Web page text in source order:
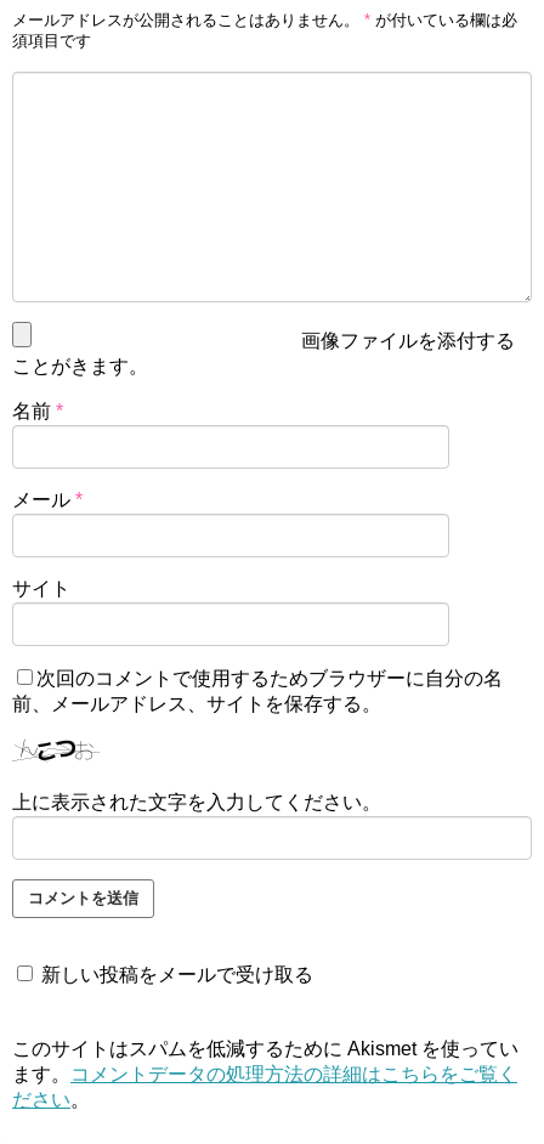
メールアドレスが公開されることはありません。 * が付いている欄は必
須項目です
画像ファイルを添付する
ことがきます。
名前 *
メール *
サイト
次回のコメントで使用するためブラウザーに自分の名
前、メールアドレス、サイトを保存する。
上に表示された文字を入力してください。
新しい投稿をメールで受け取る
このサイトはスパムを低減するために Akismet を使ってい
ます。
コメントデータの処理方法の詳細はこちらをご覧く
ださい。